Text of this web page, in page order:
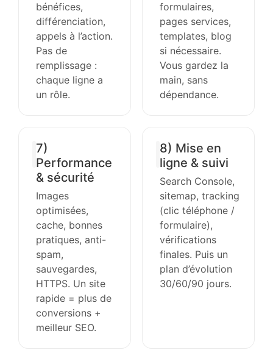
bénéfices,
différenciation,
appels à l’action.
Pas de
remplissage :
chaque ligne a
un rôle.
formulaires,
pages services,
templates, blog
si nécessaire.
Vous gardez la
main, sans
dépendance.
7)
Performance
& sécurité
Images
optimisées,
cache, bonnes
pratiques, anti-
spam,
sauvegardes,
HTTPS. Un site
rapide = plus de
conversions +
meilleur SEO.
8) Mise en
ligne & suivi
Search Console,
sitemap, tracking
(clic téléphone /
formulaire),
vérifications
finales. Puis un
plan d’évolution
30/60/90 jours.